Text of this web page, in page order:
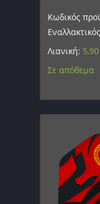
Κωδικός
Λιανική:
Σε απόθεμα